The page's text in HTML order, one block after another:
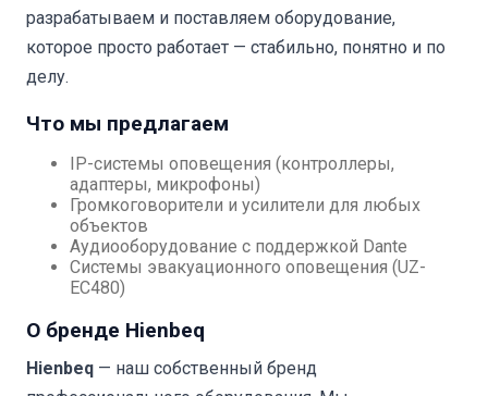
разрабатываем и поставляем оборудование,
которое просто работает — стабильно, понятно и по
делу.
Что мы предлагаем
IP-системы оповещения (контроллеры,
адаптеры, микрофоны)
Громкоговорители и усилители для любых
объектов
Аудиооборудование с поддержкой Dante
Системы эвакуационного оповещения (UZ-
EC480)
О бренде Hienbeq
Hienbeq — наш собственный бренд